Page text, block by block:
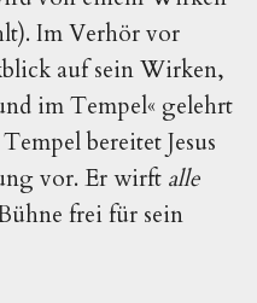
Im Verhör vor
auf sein Wirken,
im Tempel« gelehrt
bereitet Jesus
vor. Er wirft alle
frei für sein